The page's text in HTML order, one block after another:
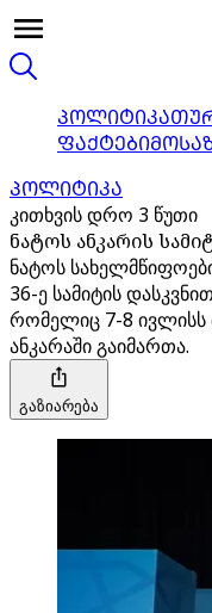
ᲞᲝᲚᲘᲢᲘᲙᲐ
ᲤᲐᲥᲢᲔᲑᲘ
ᲞᲝᲚᲘᲢᲘᲙᲐ
კითხვის დრო 3 წუთი
ნატოს ანკარის
ნატოს
36-ე სამიტის
რომელიც 7-8 ივლისს
ანკარაში გაიმართა.
გაზიარება